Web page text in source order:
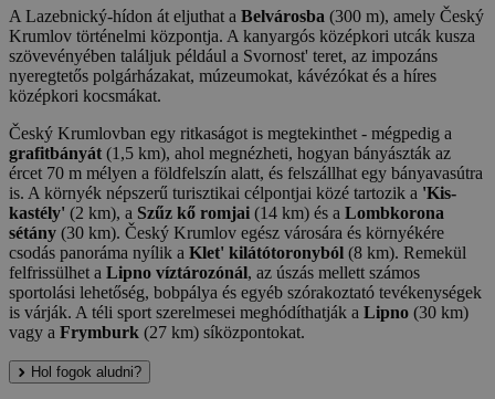
A Lazebnický-hídon át eljuthat a Belvárosba (300 m), amely Český
Krumlov történelmi központja. A kanyargós középkori utcák kusza
szövevényében találjuk például a Svornost' teret, az impozáns
nyeregtetős polgárházakat, múzeumokat, kávézókat és a híres
középkori kocsmákat.
Český Krumlovban egy ritkaságot is megtekinthet - mégpedig a
grafitbányát (1,5 km), ahol megnézheti, hogyan bányászták az
ércet 70 m mélyen a földfelszín alatt, és felszállhat egy bányavasútra
is. A környék népszerű turisztikai célpontjai közé tartozik a 'Kis-
kastély' (2 km), a Szűz kő romjai (14 km) és a Lombkorona
sétány (30 km). Český Krumlov egész városára és környékére
csodás panoráma nyílik a Klet' kilátótoronyból (8 km). Remekül
felfrissülhet a Lipno víztározónál, az úszás mellett számos
sportolási lehetőség, bobpálya és egyéb szórakoztató tevékenységek
is várják. A téli sport szerelmesei meghódíthatják a Lipno (30 km)
vagy a Frymburk (27 km) síközpontokat.
Hol fogok aludni?